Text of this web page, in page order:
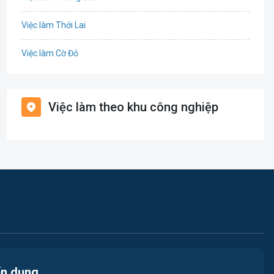
Văn Phòng
Việc làm Thới Lai
Việc làm Cờ Đỏ
Việc làm Cái Khế
Việc làm theo khu công nghiệp